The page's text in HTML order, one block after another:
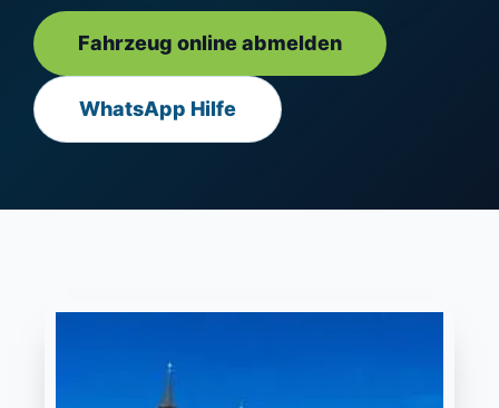
Fahrzeug online abmelden
WhatsApp Hilfe